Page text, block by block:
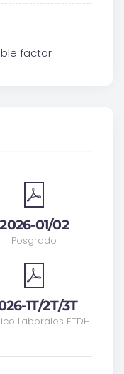
factor
2026-01/02
Posgrado
1T/2T/3T
Laborales ETDH